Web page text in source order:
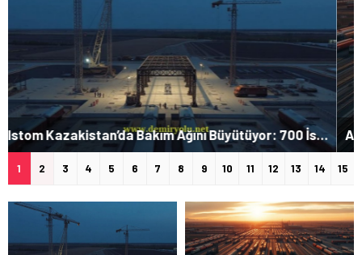
ABD Demiryoluna Kilit Atama: Kloster STB’de Göreve Başladı
1 2 3 4 5 6 7 8 9 10 11 12 13 14 15